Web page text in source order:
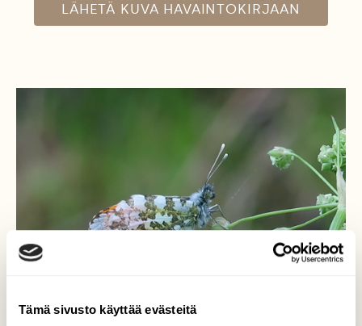
Tämä sivusto käyttää evästeitä
LÄHETÄ KUVA HAVAINTOKIRJAAN